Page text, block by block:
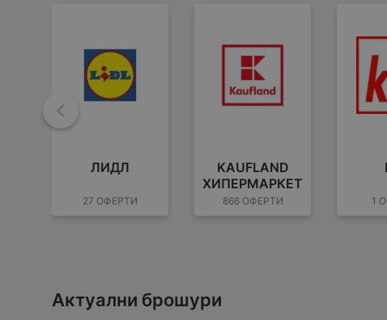
Назад
ЛИДЛ
27 ОФЕРТИ
KAUFLAND
ХИПЕРМАРКЕТ
866 ОФЕРТИ 1
Актуални брошури